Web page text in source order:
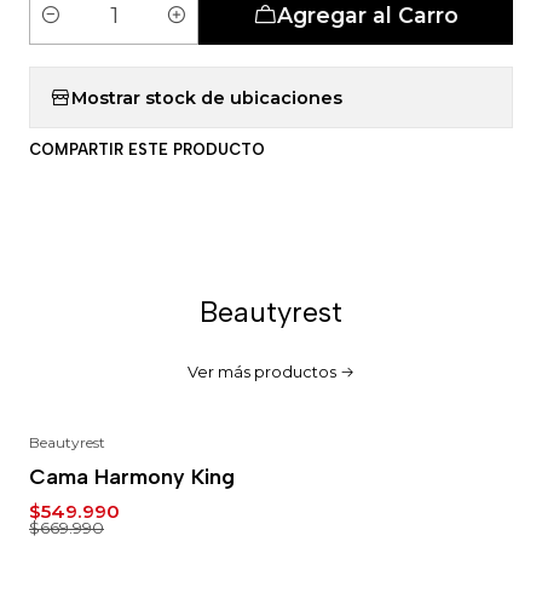
t
i
Agregar al Carro
Mostrar stock de ubicaciones
COMPARTIR ESTE PRODUCTO
Beautyrest
Ver más productos
Beautyrest
Cama Harmony King
$549.990
$669.990